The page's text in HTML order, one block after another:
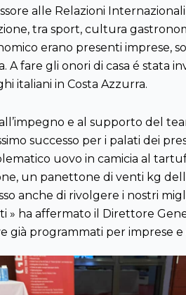
alle Relazioni
tra sport, cultura
erano presenti imprese,
A fare gli onori di casa é stata
italiani in Costa Azzurra.
e al supporto del
successo per i palati dei
uovo in camicia al
un panettone di venti kg
anche di rivolgere i nostri
» ha affermato il Direttore
già programmati per imprese